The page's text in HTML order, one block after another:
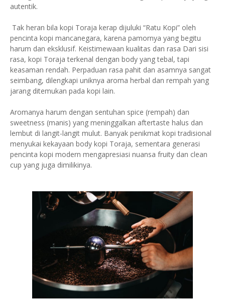
autentik.
Tak heran bila kopi Toraja kerap dijuluki “Ratu Kopi” oleh
pencinta kopi mancanegara, karena pamornya yang begitu
harum dan eksklusif. Keistimewaan kualitas dan rasa Dari sisi
rasa, kopi Toraja terkenal dengan body yang tebal, tapi
keasaman rendah. Perpaduan rasa pahit dan asamnya sangat
seimbang, dilengkapi uniknya aroma herbal dan rempah yang
jarang ditemukan pada kopi lain.
Aromanya harum dengan sentuhan spice (rempah) dan
sweetness (manis) yang meninggalkan aftertaste halus dan
lembut di langit-langit mulut. Banyak penikmat kopi tradisional
menyukai kekayaan body kopi Toraja, sementara generasi
pencinta kopi modern mengapresiasi nuansa fruity dan clean
cup yang juga dimilikinya.